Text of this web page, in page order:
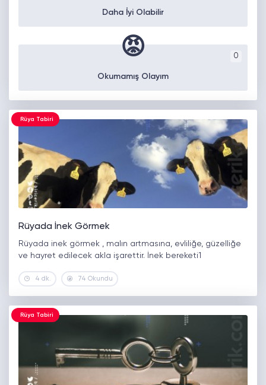
Daha İyi Olabilir
0
😡
Okumamış Olayım
Rüya Tabiri
Rüyada İnek Görmek
Rüyada inek görmek , malın artmasına, evliliğe, güzelliğe
ve hayret edilecek akla işarettir. İnek bereketi1
4 dk. 74 Okundu
Rüya Tabiri